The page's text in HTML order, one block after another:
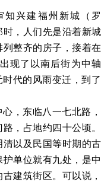
知兴建福州新城（罗
，人们先是沿着新城
整齐的房子，接着在
现了以南后街为中轴
代的风雨变迁，到了
，东临八一七北路，
，占地约四十公顷。
以及民国等时期的古
单位就有九处，是中
建筑街区。可以说，